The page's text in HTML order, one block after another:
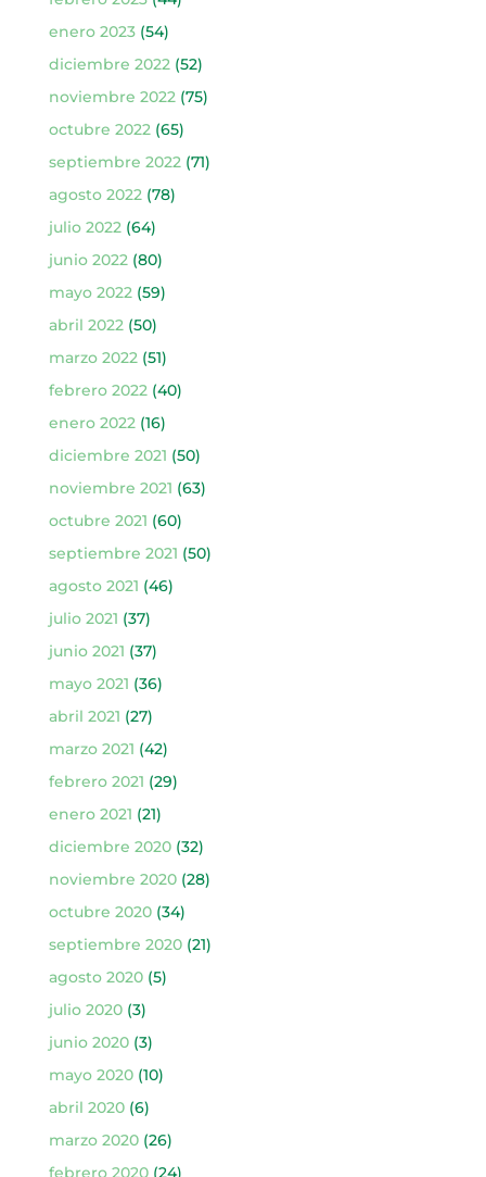
enero 2023(54)
diciembre 2022 (52)
noviembre 2022 (75)
octubre 2022 (65)
septiembre 2022 (71)
agosto 2022 (78)
julio 2022 (64)
junio 2022 (80)
mayo 2022 (59)
abril 2022 (50)
marzo 2022 (51)
febrero 2022 (40)
enero 2022 (16)
diciembre 2021 (50)
noviembre 2021 (63)
octubre 2021 (60)
septiembre 2021 (50)
agosto 2021 (46)
julio 2021 (37)
junio 2021 (37)
mayo 2021 (36)
abril 2021 (27)
marzo 2021 (42)
febrero 2021 (29)
enero 2021 (21)
diciembre 2020(32)
noviembre 2020(28)
octubre 2020(34)
septiembre 2020(21)
agosto 2020(5)
julio 2020(3)
junio 2020(3)
mayo 2020(10)
abril 2020(6)
marzo 2020(26)
febrero 2020(24)